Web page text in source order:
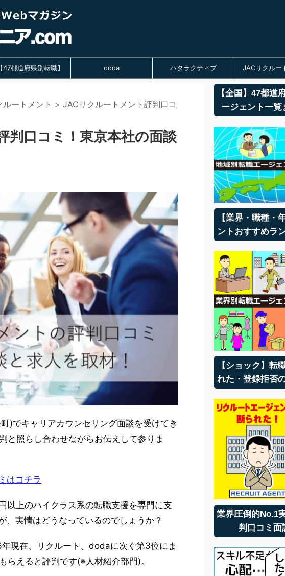
【47都道府県別転職】 doda ハタラクティブ JACリクルー
ートメント > JACリクルートメント評判口コ
判口コミ！東京本社の面談
)でキャリアカウンセリング面談を受けてき
と照らし合わせながらお伝えして参りま
はコチラ
以上のハイクラス系の転職支援を専門に支
、実情はどうなっているのでしょうか？
現在、リクルート、dodaに次ぐ第3位にま
らえると評判です(※人材紹介部門)。
【全国】47都道
ージェント一覧
【業界・職種・
ントおすすめラ
【ショック】転
れた・登録拒否
業界圧倒的No.1
判口コミ面